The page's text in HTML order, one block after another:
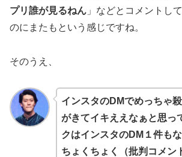
プリ誰が見るねん 」などとコメントし
のにまたもという感じですね。
そのうえ、
インスタのDMでめっちゃ
がきてイキええなぁと思っ
クはインスタのDM１件も
ちょくちょく（批判コメン